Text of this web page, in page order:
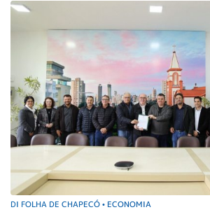
DI FOLHA DE CHAPECÓ • ECONOMIA